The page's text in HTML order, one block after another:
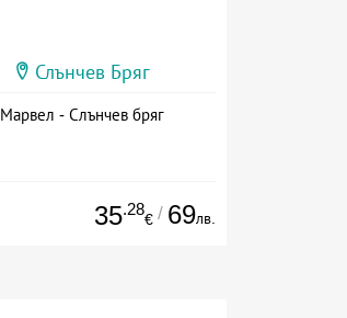
Слънчев Бряг
Марвел - Слънчев бряг
35.28
€ / 69лв.